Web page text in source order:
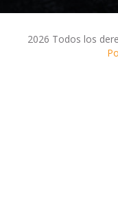
2026 Todos los